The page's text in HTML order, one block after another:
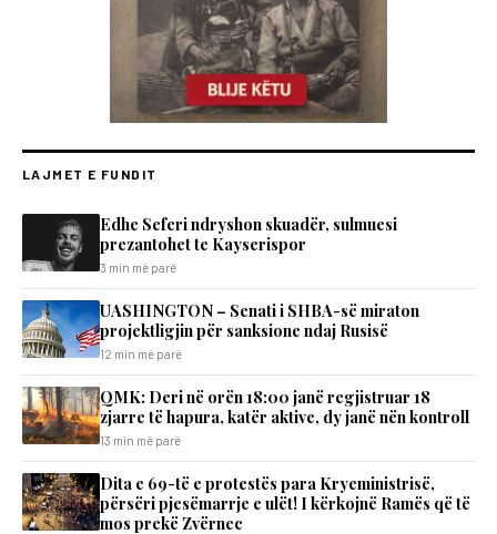
LAJMET E FUNDIT
Edhe Seferi ndryshon skuadër, sulmuesi
prezantohet te Kayserispor
3 min më parë
UASHINGTON – Senati i SHBA-së miraton
projektligjin për sanksione ndaj Rusisë
12 min më parë
QMK: Deri në orën 18:00 janë regjistruar 18
zjarre të hapura, katër aktive, dy janë nën kontroll
13 min më parë
Dita e 69-të e protestës para Kryeministrisë,
përsëri pjesëmarrje e ulët! I kërkojnë Ramës që të
mos prekë Zvërnec